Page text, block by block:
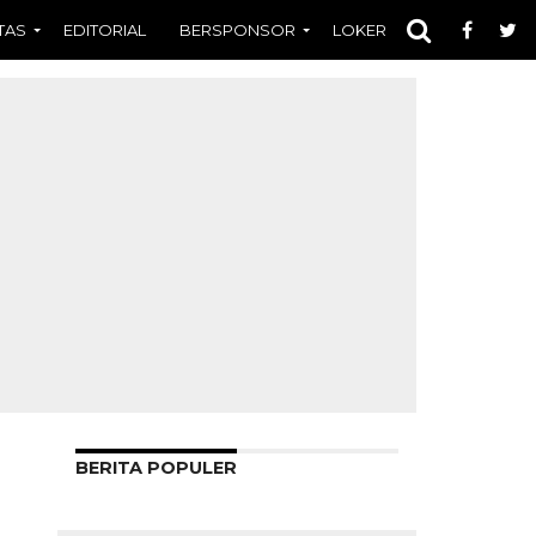
EDITORIAL BERSPONSOR LOKER OPINI
BERITA POPULER